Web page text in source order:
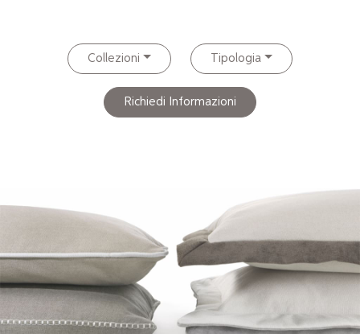
Collezioni Tipologia
Richiedi Informazioni